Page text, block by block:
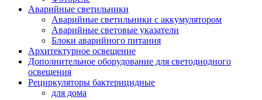
Аварийные светильники
Аварийные светильники с аккумулятором
Аварийные световые указатели
Блоки аварийного питания
Архитектурное освещение
Дополнительное оборудование для светодиодного
освещения
Рециркуляторы бактерицидные
для дома